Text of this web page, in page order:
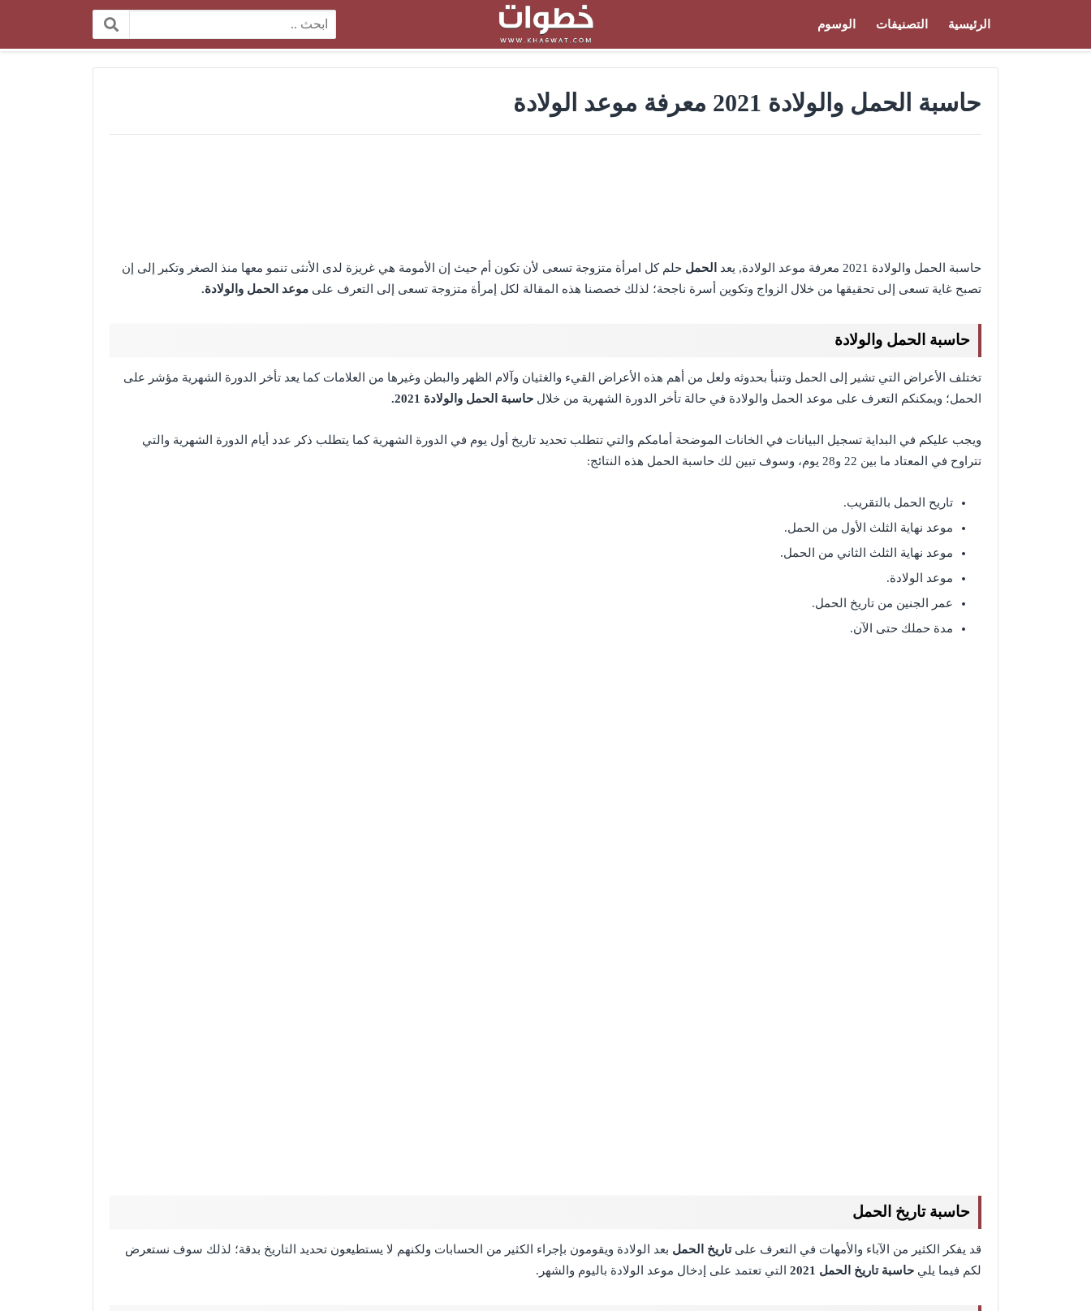
الرئيسية التصنيفات الوسوم
حاسبة الحمل والولادة 2021 معرفة موعد الولادة
حاسبة الحمل والولادة 2021 معرفة موعد الولادة, يعد الحمل حلم كل امرأة متزوجة تسعى لأن تكون أم حيث إن الأمومة هي غريزة لدى الأنثى تنمو معها منذ الصغر وتكبر إلى إن
تصبح غاية تسعى إلى تحقيقها من خلال الزواج وتكوين أسرة ناجحة؛ لذلك خصصنا هذه المقالة لكل إمرأة متزوجة تسعى إلى التعرف على موعد الحمل والولادة.
حاسبة الحمل والولادة
تختلف الأعراض التي تشير إلى الحمل وتنبأ بحدوثه ولعل من أهم هذه الأعراض القيء والغثيان وآلام الظهر والبطن وغيرها من العلامات كما يعد تأخر الدورة الشهرية مؤشر على
الحمل؛ ويمكنكم التعرف على موعد الحمل والولادة في حالة تأخر الدورة الشهرية من خلال حاسبة الحمل والولادة 2021.
ويجب عليكم في البداية تسجيل البيانات في الخانات الموضحة أمامكم والتي تتطلب تحديد تاريخ أول يوم في الدورة الشهرية كما يتطلب ذكر عدد أيام الدورة الشهرية والتي
تتراوح في المعتاد ما بين 22 و28 يوم، وسوف تبين لك حاسبة الحمل هذه النتائج:
تاريح الحمل بالتقريب.
موعد نهاية الثلث الأول من الحمل.
موعد نهاية الثلث الثاني من الحمل.
موعد الولادة.
عمر الجنين من تاريخ الحمل.
مدة حملك حتى الآن.
حاسبة تاريخ الحمل
قد يفكر الكثير من الآباء والأمهات في التعرف علىتاريخ الحمل بعد الولادة ويقومون بإجراء الكثير من الحسابات ولكنهم لا يستطيعون تحديد التاريخ بدقة؛ لذلك سوف نستعرض
لكم فيما يلي حاسبة تاريخ الحمل 2021 التي تعتمد على إدخال موعد الولادة باليوم والشهر.